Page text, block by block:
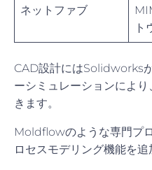
ネットファブ
ト
CAD設計にはSolidworks
ーシミュレーションによ
きます。
Moldflowのような専門プ
ロセスモデリング機能を追